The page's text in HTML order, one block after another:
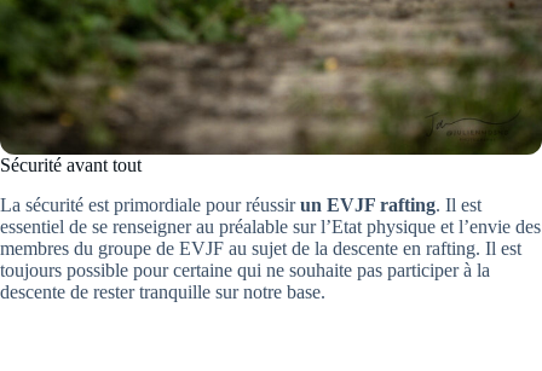
Sécurité avant tout
La sécurité est primordiale pour réussirun EVJF rafting. Il est
essentiel de se renseigner au préalable sur l’Etat physique et l’envie des
membres du groupe de EVJF au sujet de la descente en rafting. Il est
toujours possible pour certaine qui ne souhaite pas participer à la
descente de rester tranquille sur notre base.